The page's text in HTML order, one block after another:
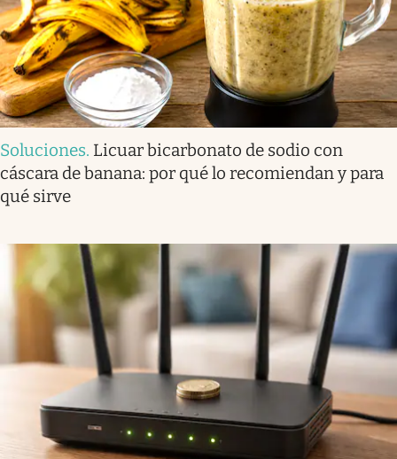
Soluciones. Licuar bicarbonato de sodio con
cáscara de banana: por qué lo recomiendan y para
qué sirve